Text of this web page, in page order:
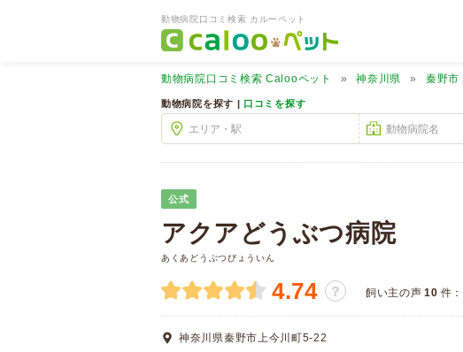
動物病院口コミ検索 カルーペット
動物病院口コミ検索 Calooペット 神奈川県 秦野市
動物病院を探す | 口コミを探す
公式
アクアどうぶつ病院
あくあどうぶつびょういん
4.74 ？ 飼い主の声 10 件：
神奈川県秦野市上今川町5-22